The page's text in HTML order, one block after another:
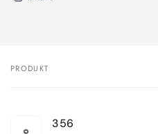
Din
PRODUKT
356